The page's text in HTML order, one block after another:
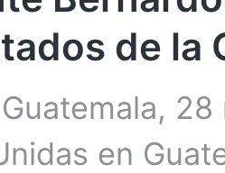
de la
en